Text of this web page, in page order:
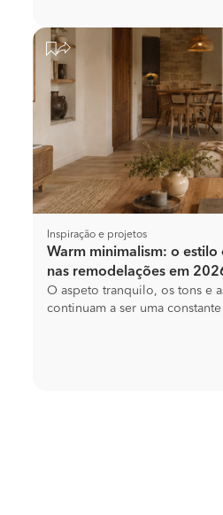
Inspiração e projetos
Warm minimalism: o estilo
nas remodelações em
O aspeto tranquilo, os tons e
continuam a ser uma